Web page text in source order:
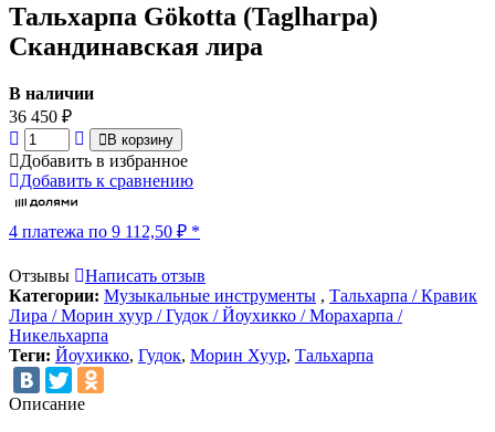
Тальхарпа Gökotta (Taglharpa)
Скандинавская лира
В наличии
36 450 ₽
В корзину
Добавить в избранное
Добавить к сравнению
4 платежа по 9 112,50 ₽ *
Отзывы
Написать отзыв
Категории: Музыкальные инструменты , Тальхарпа / Кравик
Лира / Морин хуур / Гудок / Йоухикко / Морахарпа /
Никельхарпа
Теги: Йоухикко, Гудок, Морин Хуур, Тальхарпа
Описание